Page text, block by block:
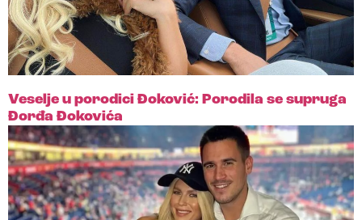
Veselje u porodici Đoković: Porodila se supruga
Đorđa Đokovića